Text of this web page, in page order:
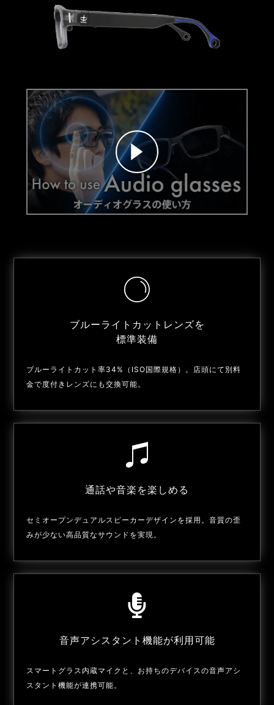
ブルーライトカットレンズを
標準装備
ブルーライトカット率34%（ISO国際規格）。店頭にて別料
金で度付きレンズにも交換可能。
通話や音楽を楽しめる
セミオープンデュアルスピーカーデザインを採用。音質の歪
みが少ない高品質なサウンドを実現。
音声アシスタント機能が利用可能
スマートグラス内蔵マイクと、お持ちのデバイスの音声アシ
スタント機能が連携可能。